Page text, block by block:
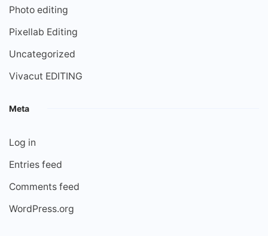
Photo editing
Pixellab Editing
Uncategorized
Vivacut EDITING
Meta
Log in
Entries feed
Comments feed
WordPress.org